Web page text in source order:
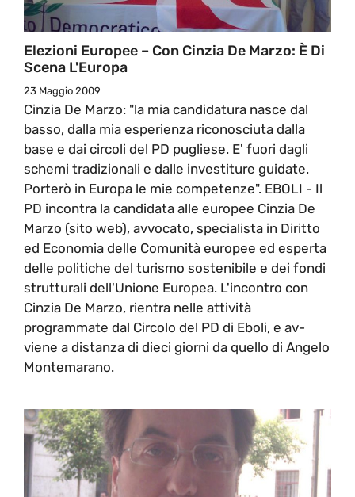
Elezioni Europee – Con Cinzia De Marzo: È Di
Scena L'Europa
23 Maggio 2009
Cinzia De Marzo: "la mia candidatura nasce dal
basso, dalla mia esperienza riconosciuta dalla
base e dai circoli del PD pugliese. E' fuori dagli
schemi tradizionali e dalle investiture guidate.
Porterò in Europa le mie competenze". EBOLI - Il
PD incontra la candidata alle europee Cinzia De
Marzo (sito web), avvocato, specialista in Diritto
ed Economia delle Comunità europee ed esperta
delle politiche del turismo sostenibile e dei fondi
strutturali dell'Unione Europea. L'incontro con
Cinzia De Marzo, rientra nelle attività
programmate dal Circolo del PD di Eboli, e av-
viene a distanza di dieci giorni da quello di Angelo
Montemarano.